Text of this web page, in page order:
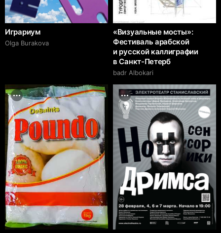
Играриум
Olga Burakova
«Визуальные мосты»:
Фестиваль арабской
и русской каллиграфии
в Санкт-Петерб
badr Albokari